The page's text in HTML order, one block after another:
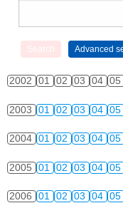
2002 01 02 03 04 05
2003 01 02 03 04 05
2004 01 02 03 04 05
2005 01 02 03 04 05
2006 01 02 03 04 05